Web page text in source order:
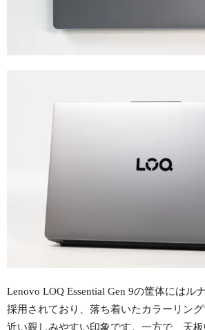
Lenovo LOQ Essential Gen 9の筐体にはル
採用されており、落ち着いたカラーリン
近い親しみやすい印象です。一方で、天